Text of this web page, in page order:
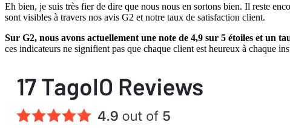
Eh bien, je suis très fier de dire que nous nous en sortons bien. Il reste
sont visibles à travers nos avis G2 et notre taux de satisfaction client.
Sur G2, nous avons actuellement une note de 4,9 sur 5 étoiles et un
ces indicateurs ne signifient pas que chaque client est heureux à chaque